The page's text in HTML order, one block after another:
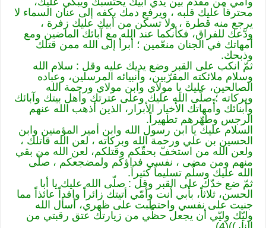
محترقاً عليك قلبه ، ويرفع دمك بكفه إلى عنان السماء لا
يرجع منه قطرة ، ولا تسكن من أبيك عليك زفرة ،
ودّعك للفراق، فكأنكما عند الله مع آبائك الماضين ومع
أمهاتك في الجنان منعّمين ؛ أبرأ إلى الله ممن قتلك
وذبحك.
ثمّ انكب على القبر وضع يديك عليه وقل : سلام الله
وسلام ملائكته المقرّبين، وأنبيائه المرسلين، وعباده
الصالحين، عليك يا مولاي وابن مولاي ورحمة الله
وبركاته ؛ صلّى الله عليك وعلى عترتك وأهل بيتك وآبائك
وأبنائك وأًمهاتك الأخيار الأبرار، الذين أذهب الله عنهم
الرجس وطهّرهم تطهيراً.
السلام عليك يا ابن رسول الله وابن أمير المؤمنين وابن
الحسين بن علي ورحمة الله وبركاته ، لعن الله قاتلك ،
ولعن الله من استخفّ بحقّكم وقتلكم، لعن الله من بقي
منهم ومن مضى ، نفسي فداؤكم ولمضجعكم ، صلّى
الله عليك وسلّم تسليماً كثيراً.
ثمّ ضع خدّك على القبر وقل : صلّى الله عليك يا أبا
الحسن، ثلاثاً، بأبي أنت وأمّي أتيتك زائراً وافداً عائذاً مما
جنيت على نفسي واحتطبت على ظهري، أسأل الله
وليّك وليّي أن يجعل حظّي من زيارتك عتق رقبتي من